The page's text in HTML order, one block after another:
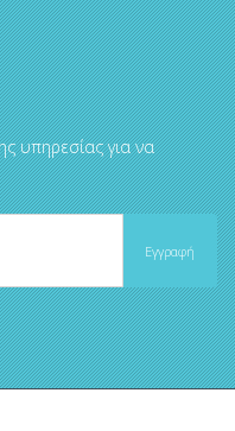
υπηρεσίας για να